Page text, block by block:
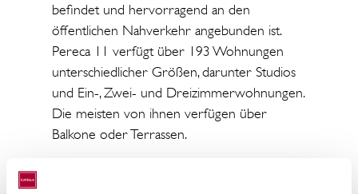
befindet und hervorragend an den
öffentlichen Nahverkehr angebunden ist.
Pereca 11 verfügt über 193 Wohnungen
unterschiedlicher Größen, darunter Studios
und Ein-, Zwei- und Dreizimmerwohnungen.
Die meisten von ihnen verfügen über
Balkone oder Terrassen.